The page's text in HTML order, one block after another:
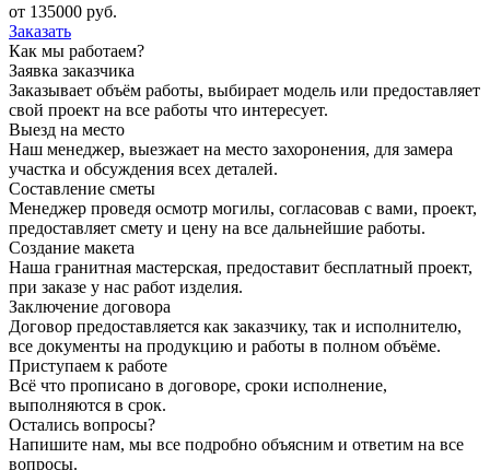
от 135000 руб.
Заказать
Как мы работаем?
Заявка заказчика
Заказывает объём работы, выбирает модель или предоставляет
свой проект на все работы что интересует.
Выезд на место
Наш менеджер, выезжает на место захоронения, для замера
участка и обсуждения всех деталей.
Составление сметы
Менеджер проведя осмотр могилы, согласовав с вами, проект,
предоставляет смету и цену на все дальнейшие работы.
Создание макета
Наша гранитная мастерская, предоставит бесплатный проект,
при заказе у нас работ изделия.
Заключение договора
Договор предоставляется как заказчику, так и исполнителю,
все документы на продукцию и работы в полном объёме.
Приступаем к работе
Всё что прописано в договоре, сроки исполнение,
выполняются в срок.
Остались вопросы?
Напишите нам, мы все подробно объясним и ответим на все
вопросы.